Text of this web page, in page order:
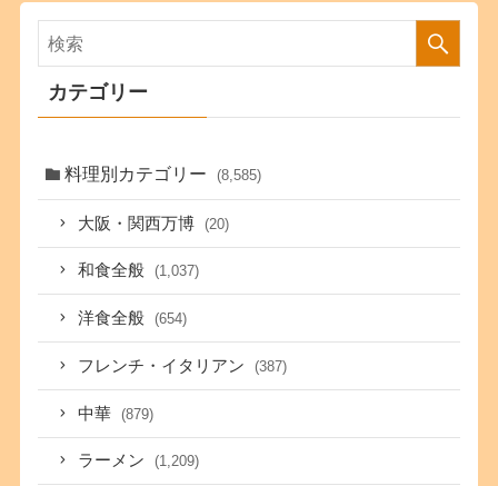
カテゴリー
料理別カテゴリー (8,585)
大阪・関西万博 (20)
和食全般 (1,037)
洋食全般 (654)
フレンチ・イタリアン (387)
中華 (879)
ラーメン (1,209)